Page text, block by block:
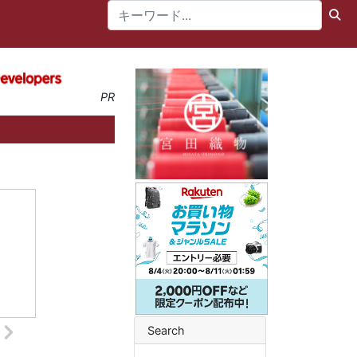
PR
Search